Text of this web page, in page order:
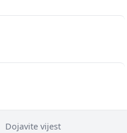
Dojavite vijest